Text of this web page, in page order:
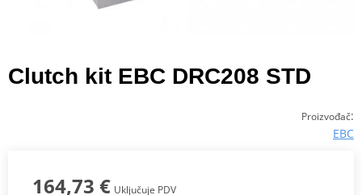
Clutch kit EBC DRC208 STD
Proizvođač:
EBC
164,73 € Uključuje PDV